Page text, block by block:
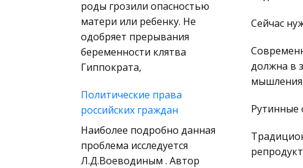
отношения
Конституционное
(государственное) право
зарубежных стран
России
Радиоэлектроника
Право
Физкультура и Спорт
роды грозили опасностью
матери или ребенку. Не
одобряет прерывания
беременности клятва
Гиппократа,
Политические права
российских граждан
Наиболее подробно данная
проблема исследуется
Л.Д.Воеводиным . Автор
Сейчас
должна в
Рутинные